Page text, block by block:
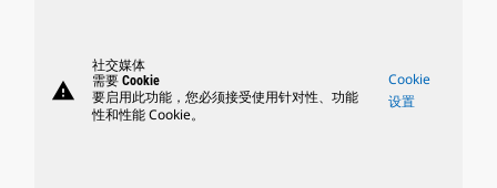
warning
社交媒体
需要 Cookie
要启用此功能，您必须接受使用针对性、功能
性和性能 Cookie。
Cookie
设置